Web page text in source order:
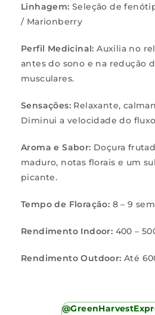
Linhagem: Seleção de
/ Marionberry
Perfil Medicinal: Auxilia no
antes do sono e na redução
musculares.
Sensações: Relaxante,
Diminui a velocidade do
Aroma e Sabor: Doçura
maduro, notas florais e um
picante.
Tempo de Floração: 8 – 9
Rendimento Indoor: 400 –
Rendimento Outdoor: Até